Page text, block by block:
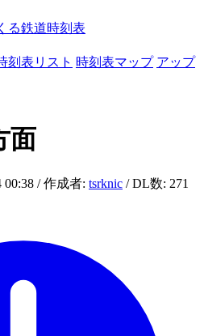
る鉄道時刻表
刻表リスト 時刻表マップ アップ
面
00:38 / 作成者: tsrknic / DL数: 271